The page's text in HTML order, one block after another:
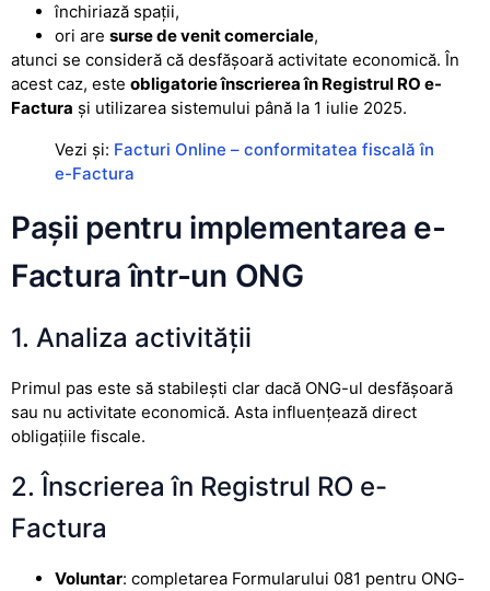
închiriază spații,
ori are surse de venit comerciale,
atunci se consideră că desfășoară activitate economică. În
acest caz, este obligatorie înscrierea în Registrul RO e-
Factura și utilizarea sistemului până la 1 iulie 2025.
Vezi și: Facturi Online – conformitatea fiscală în
e-Factura
Pașii pentru implementarea e-
Factura într-un ONG
1. Analiza activității
Primul pas este să stabilești clar dacă ONG-ul desfășoară
sau nu activitate economică. Asta influențează direct
obligațiile fiscale.
2. Înscrierea în Registrul RO e-
Factura
Voluntar: completarea Formularului 081 pentru ONG-